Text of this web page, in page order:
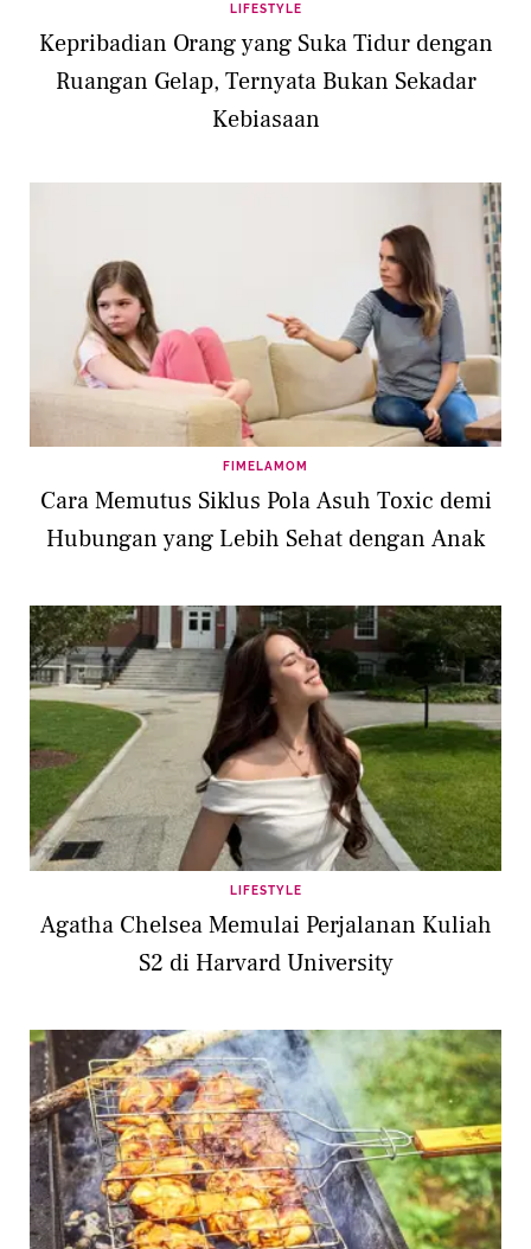
LIFESTYLE
Kepribadian Orang yang Suka Tidur dengan
Ruangan Gelap, Ternyata Bukan Sekadar
Kebiasaan
FIMELAMOM
Cara Memutus Siklus Pola Asuh Toxic demi
Hubungan yang Lebih Sehat dengan Anak
LIFESTYLE
Agatha Chelsea Memulai Perjalanan Kuliah
S2 di Harvard University